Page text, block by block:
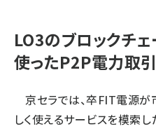
新井宏征 (277)
ngn (262)
大串 (210)
aitras (176)
LO3のブロックチ
使ったP2P電力取
京セラでは、卒FIT電源が
しく使えるサービスを模索